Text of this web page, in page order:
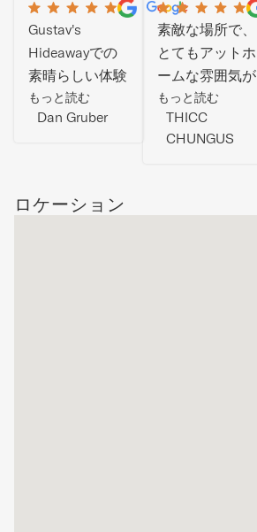
Gustav's
Hideawayでの
素晴らしい体験
でした。1週間
の滞在はあっと
もっと読む
Dan Gruber
素敵な場所で、
とてもアットホ
ームな雰囲気が
あり、景色も美
しいです。
もっと読む
THICC
CHUNGUS
ロケーション